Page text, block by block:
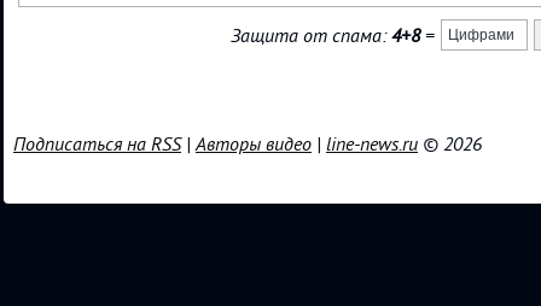
Защита от спама:4+8=
Подписаться на RSS|Авторы видео | line-news.ru © 2026